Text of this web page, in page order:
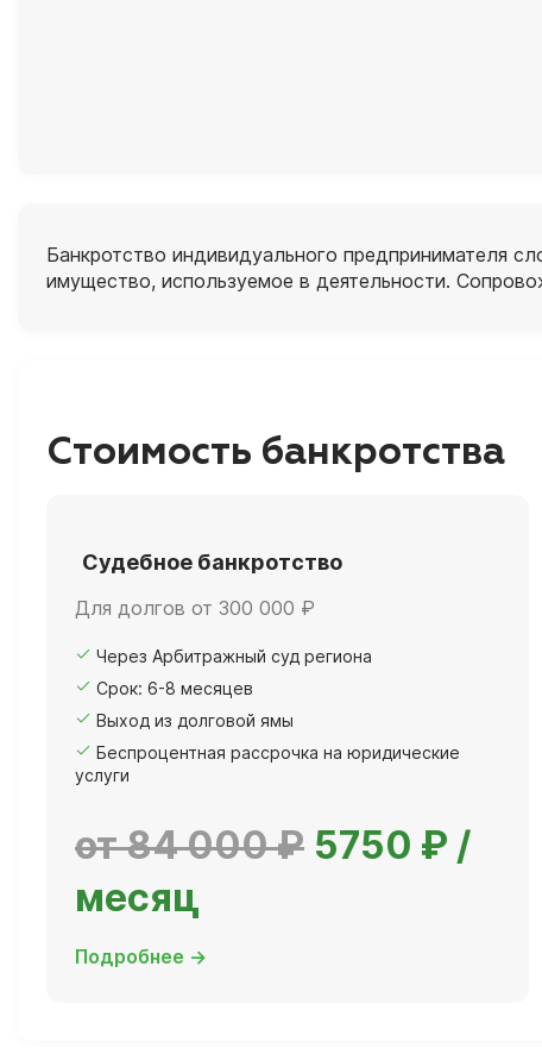
Банкротство индивидуального предпринимателя
имущество, используемое в деятельности.
Стоимость банкротства
Судебное банкротство
Для долгов от 300 000 ₽
Через Арбитражный суд региона
Срок: 6-8 месяцев
Выход из долговой ямы
Беспроцентная рассрочка на юридические
услуги
от 84 000 ₽ 5750 ₽ /
месяц
Подробнее →